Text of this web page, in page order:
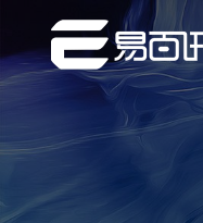
专注网站建设
专注网站建设
专注网站建设
专注网站建设
专注网站建设